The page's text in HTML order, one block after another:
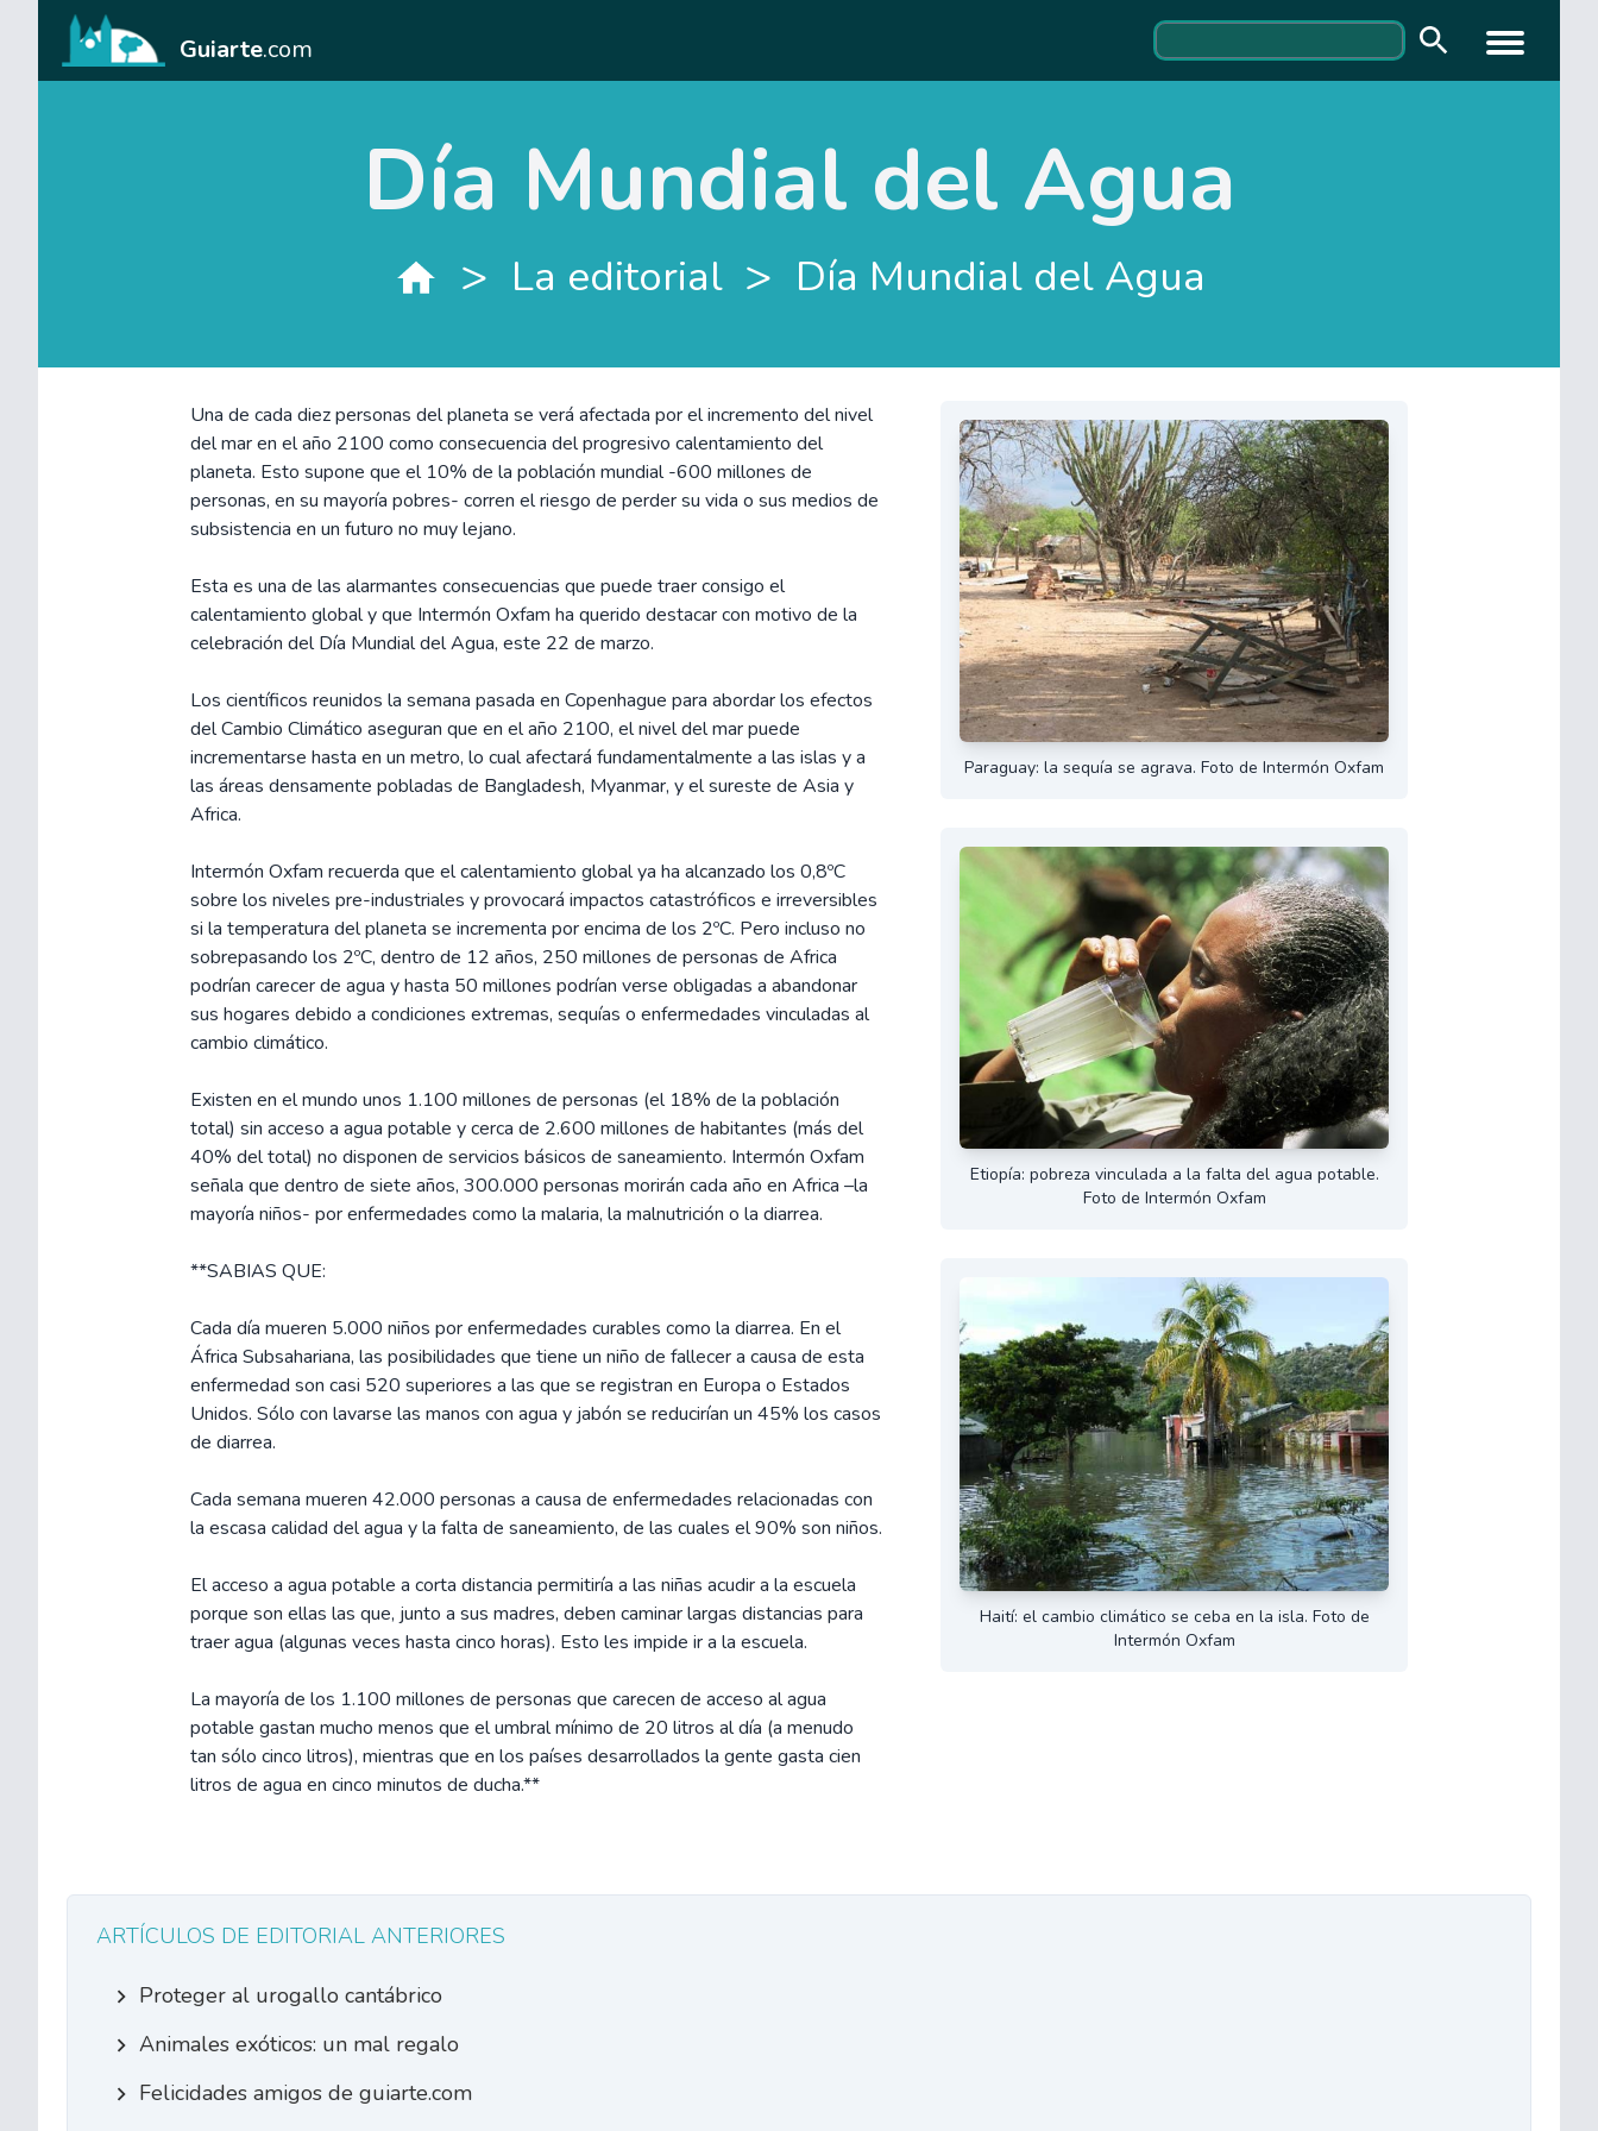
Guiarte.com
Día Mundial del Agua
> La editorial > Día Mundial del Agua
Una de cada diez personas del planeta se verá afectada por el incremento del nivel
del mar en el año 2100 como consecuencia del progresivo calentamiento del
planeta. Esto supone que el 10% de la población mundial -600 millones de
personas, en su mayoría pobres- corren el riesgo de perder su vida o sus medios de
subsistencia en un futuro no muy lejano.
Esta es una de las alarmantes consecuencias que puede traer consigo el
calentamiento global y que Intermón Oxfam ha querido destacar con motivo de la
celebración del Día Mundial del Agua, este 22 de marzo.
Los científicos reunidos la semana pasada en Copenhague para abordar los efectos
del Cambio Climático aseguran que en el año 2100, el nivel del mar puede
incrementarse hasta en un metro, lo cual afectará fundamentalmente a las islas y a
las áreas densamente pobladas de Bangladesh, Myanmar, y el sureste de Asia y
Africa.
Intermón Oxfam recuerda que el calentamiento global ya ha alcanzado los 0,8ºC
sobre los niveles pre-industriales y provocará impactos catastróficos e irreversibles
si la temperatura del planeta se incrementa por encima de los 2ºC. Pero incluso no
sobrepasando los 2ºC, dentro de 12 años, 250 millones de personas de Africa
podrían carecer de agua y hasta 50 millones podrían verse obligadas a abandonar
sus hogares debido a condiciones extremas, sequías o enfermedades vinculadas al
cambio climático.
Existen en el mundo unos 1.100 millones de personas (el 18% de la población
total) sin acceso a agua potable y cerca de 2.600 millones de habitantes (más del
40% del total) no disponen de servicios básicos de saneamiento. Intermón Oxfam
señala que dentro de siete años, 300.000 personas morirán cada año en Africa –la
mayoría niños- por enfermedades como la malaria, la malnutrición o la diarrea.
**SABIAS QUE:
Cada día mueren 5.000 niños por enfermedades curables como la diarrea. En el
África Subsahariana, las posibilidades que tiene un niño de fallecer a causa de esta
enfermedad son casi 520 superiores a las que se registran en Europa o Estados
Unidos. Sólo con lavarse las manos con agua y jabón se reducirían un 45% los casos
de diarrea.
Cada semana mueren 42.000 personas a causa de enfermedades relacionadas con
la escasa calidad del agua y la falta de saneamiento, de las cuales el 90% son niños.
El acceso a agua potable a corta distancia permitiría a las niñas acudir a la escuela
porque son ellas las que, junto a sus madres, deben caminar largas distancias para
traer agua (algunas veces hasta cinco horas). Esto les impide ir a la escuela.
La mayoría de los 1.100 millones de personas que carecen de acceso al agua
potable gastan mucho menos que el umbral mínimo de 20 litros al día (a menudo
tan sólo cinco litros), mientras que en los países desarrollados la gente gasta cien
litros de agua en cinco minutos de ducha.**
Paraguay: la sequía se agrava. Foto de Intermón Oxfam
Etiopía: pobreza vinculada a la falta del agua potable.
Foto de Intermón Oxfam
Haití: el cambio climático se ceba en la isla. Foto de
Intermón Oxfam
ARTÍCULOS DE EDITORIAL ANTERIORES
Proteger al urogallo cantábrico
Animales exóticos: un mal regalo
Felicidades amigos de guiarte.com